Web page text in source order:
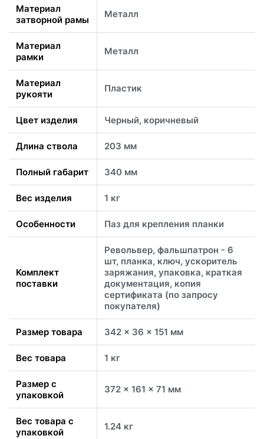
Материал
затворной рамы
Металл
Материал
рамки
Металл
Материал
рукояти
Пластик
Цвет изделия Черный, коричневый
Длина ствола 203 мм
Полный габарит 340 мм
Вес изделия 1 кг
Особенности Паз для крепления планки
Комплект
поставки
Револьвер, фальшпатрон - 6
шт, планка, ключ, ускоритель
заряжания, упаковка, краткая
документация, копия
сертификата (по запросу
покупателя)
Размер товара 342 x 36 x 151 мм
Вес товара 1 кг
Размер с
упаковкой
372 x 161 x 71 мм
Вес товара с
упаковкой
1.24 кг